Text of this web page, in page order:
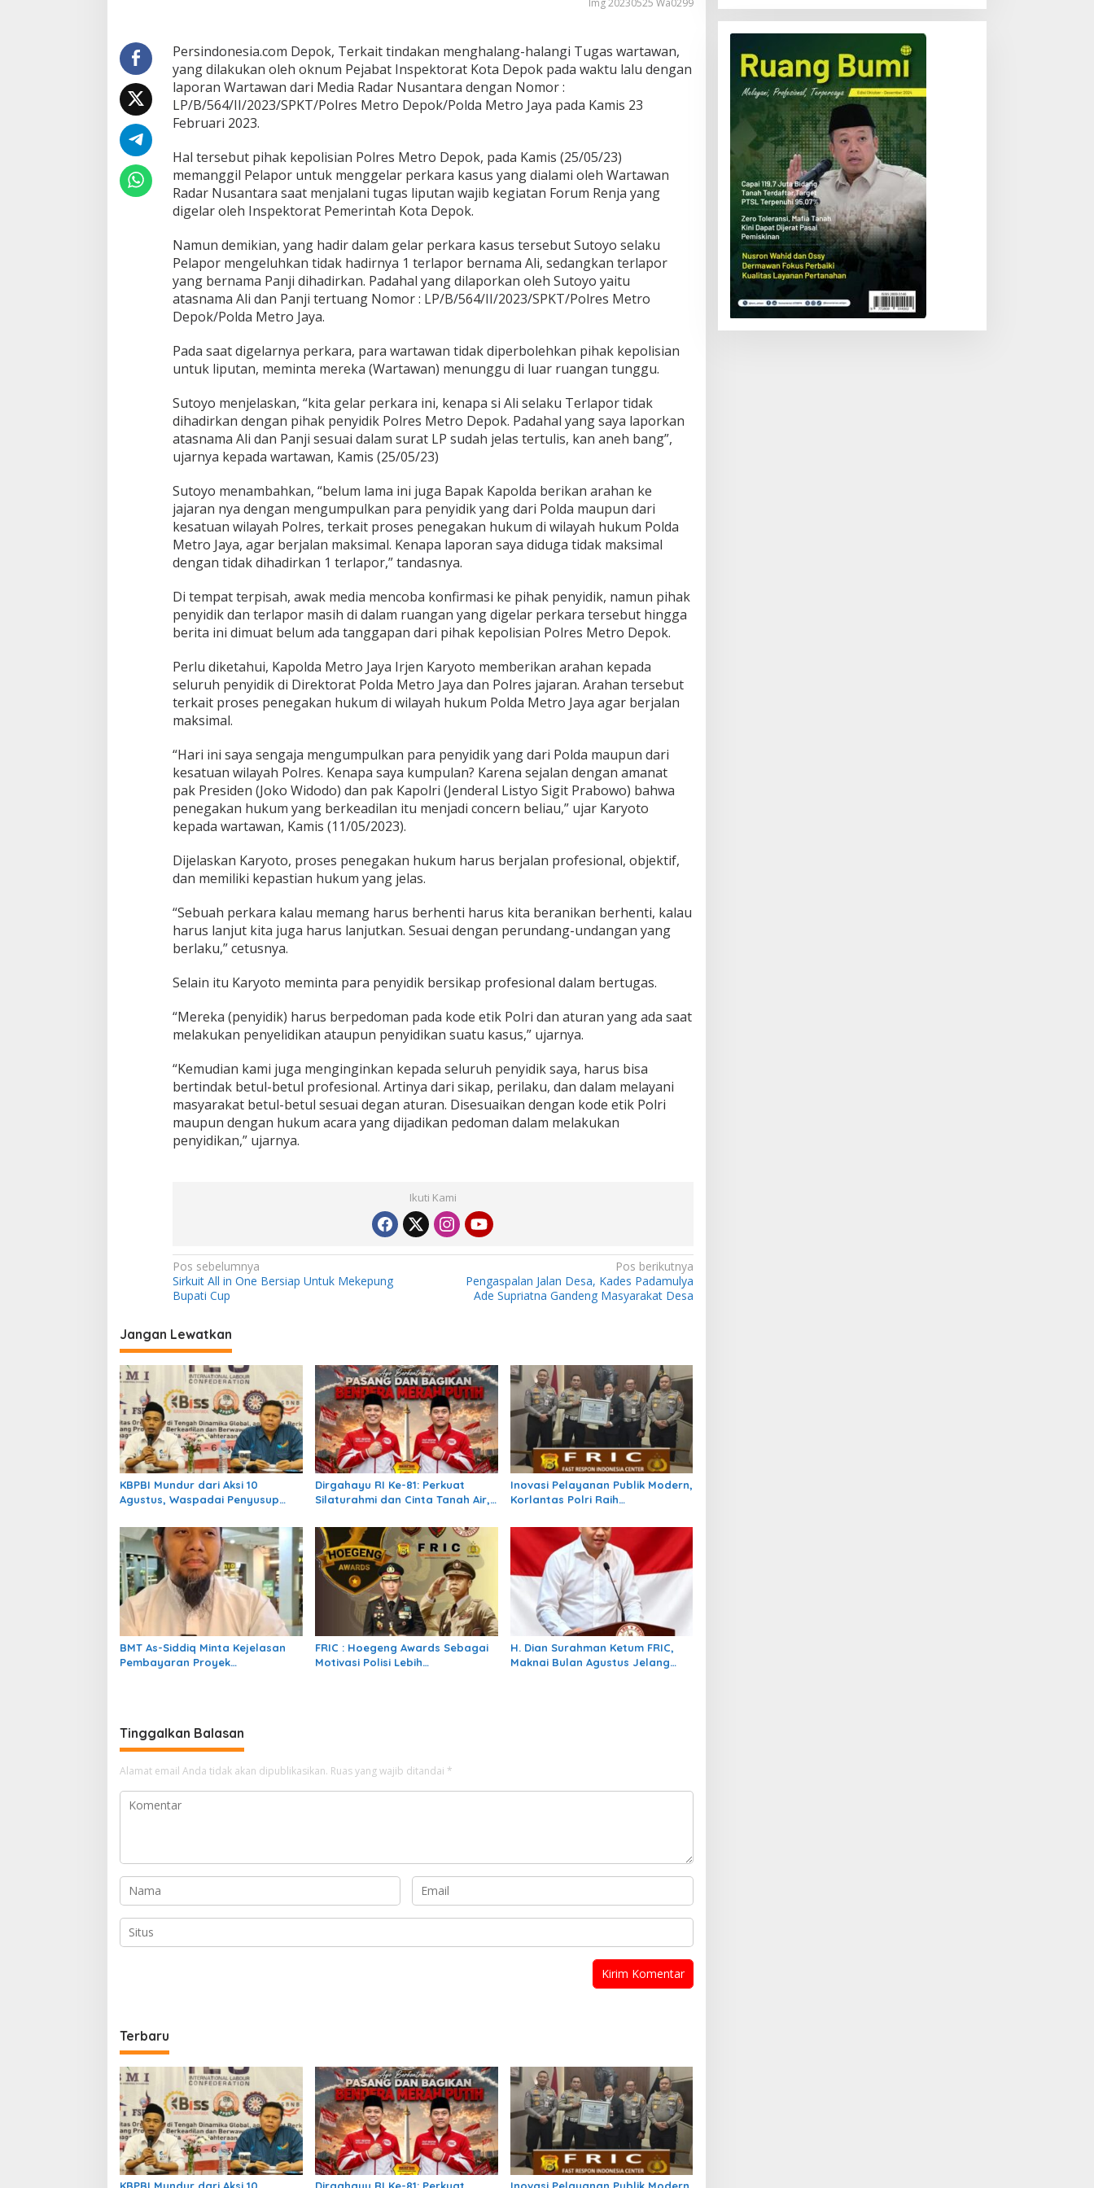
g
i
P
e
k
e
j
a
a
W
t
a
a
n
B
e
g
n
i
J
a
n
y
a
Img 20230525 Wa0299
Persindonesia.com Depok, Terkait tindakan menghalang-halangi Tugas wartawan,
yang dilakukan oleh oknum Pejabat Inspektorat Kota Depok pada waktu lalu dengan
laporan Wartawan dari Media Radar Nusantara dengan Nomor :
LP/B/564/II/2023/SPKT/Polres Metro Depok/Polda Metro Jaya pada Kamis 23
Februari 2023.
Hal tersebut pihak kepolisian Polres Metro Depok, pada Kamis (25/05/23)
memanggil Pelapor untuk menggelar perkara kasus yang dialami oleh Wartawan
Radar Nusantara saat menjalani tugas liputan wajib kegiatan Forum Renja yang
digelar oleh Inspektorat Pemerintah Kota Depok.
Namun demikian, yang hadir dalam gelar perkara kasus tersebut Sutoyo selaku
Pelapor mengeluhkan tidak hadirnya 1 terlapor bernama Ali, sedangkan terlapor
yang bernama Panji dihadirkan. Padahal yang dilaporkan oleh Sutoyo yaitu
atasnama Ali dan Panji tertuang Nomor : LP/B/564/II/2023/SPKT/Polres Metro
Depok/Polda Metro Jaya.
Pada saat digelarnya perkara, para wartawan tidak diperbolehkan pihak kepolisian
untuk liputan, meminta mereka (Wartawan) menunggu di luar ruangan tunggu.
Sutoyo menjelaskan, “kita gelar perkara ini, kenapa si Ali selaku Terlapor tidak
dihadirkan dengan pihak penyidik Polres Metro Depok. Padahal yang saya laporkan
atasnama Ali dan Panji sesuai dalam surat LP sudah jelas tertulis, kan aneh bang”,
ujarnya kepada wartawan, Kamis (25/05/23)
Sutoyo menambahkan, “belum lama ini juga Bapak Kapolda berikan arahan ke
jajaran nya dengan mengumpulkan para penyidik yang dari Polda maupun dari
kesatuan wilayah Polres, terkait proses penegakan hukum di wilayah hukum Polda
Metro Jaya, agar berjalan maksimal. Kenapa laporan saya diduga tidak maksimal
dengan tidak dihadirkan 1 terlapor,” tandasnya.
Di tempat terpisah, awak media mencoba konfirmasi ke pihak penyidik, namun pihak
penyidik dan terlapor masih di dalam ruangan yang digelar perkara tersebut hingga
berita ini dimuat belum ada tanggapan dari pihak kepolisian Polres Metro Depok.
Perlu diketahui, Kapolda Metro Jaya Irjen Karyoto memberikan arahan kepada
seluruh penyidik di Direktorat Polda Metro Jaya dan Polres jajaran. Arahan tersebut
terkait proses penegakan hukum di wilayah hukum Polda Metro Jaya agar berjalan
maksimal.
“Hari ini saya sengaja mengumpulkan para penyidik yang dari Polda maupun dari
kesatuan wilayah Polres. Kenapa saya kumpulan? Karena sejalan dengan amanat
pak Presiden (Joko Widodo) dan pak Kapolri (Jenderal Listyo Sigit Prabowo) bahwa
penegakan hukum yang berkeadilan itu menjadi concern beliau,” ujar Karyoto
kepada wartawan, Kamis (11/05/2023).
Dijelaskan Karyoto, proses penegakan hukum harus berjalan profesional, objektif,
dan memiliki kepastian hukum yang jelas.
“Sebuah perkara kalau memang harus berhenti harus kita beranikan berhenti, kalau
harus lanjut kita juga harus lanjutkan. Sesuai dengan perundang-undangan yang
berlaku,” cetusnya.
Selain itu Karyoto meminta para penyidik bersikap profesional dalam bertugas.
“Mereka (penyidik) harus berpedoman pada kode etik Polri dan aturan yang ada saat
melakukan penyelidikan ataupun penyidikan suatu kasus,” ujarnya.
“Kemudian kami juga menginginkan kepada seluruh penyidik saya, harus bisa
bertindak betul-betul profesional. Artinya dari sikap, perilaku, dan dalam melayani
masyarakat betul-betul sesuai degan aturan. Disesuaikan dengan kode etik Polri
maupun dengan hukum acara yang dijadikan pedoman dalam melakukan
penyidikan,” ujarnya.
Ikuti Kami
N
a
i
g
a
s
i
p
o
s
Pos sebelumnya
Sirkuit All in One Bersiap Untuk Mekepung
Bupati Cup
Pos berikutnya
Pengaspalan Jalan Desa, Kades Padamulya
Ade Supriatna Gandeng Masyarakat Desa
Jangan Lewatkan
KBPBI Mundur dari Aksi 10
Agustus, Waspadai Penyusup
Dirgahayu RI Ke-81: Perkuat
Silaturahmi dan Cinta Tanah Air,
Ribuan Bendera
Inovasi Pelayanan Publik Modern,
Korlantas Polri Raih
Digital dan e-BPKB
BMT As-Siddiq Minta Kejelasan
Pembayaran Proyek
FRIC : Hoegeng Awards Sebagai
Motivasi Polisi Lebih
H. Dian Surahman Ketum FRIC,
Maknai Bulan Agustus Jelang
Tinggalkan Balasan
Alamat email Anda tidak akan dipublikasikan. Ruas yang wajib ditandai *
Terbaru